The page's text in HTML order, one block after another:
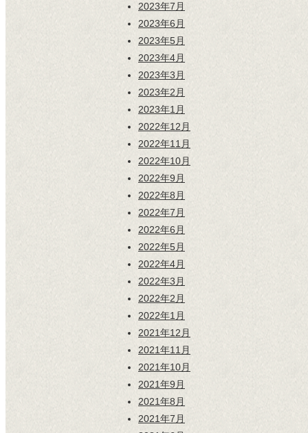
2023年7月
2023年6月
2023年5月
2023年4月
2023年3月
2023年2月
2023年1月
2022年12月
2022年11月
2022年10月
2022年9月
2022年8月
2022年7月
2022年6月
2022年5月
2022年4月
2022年3月
2022年2月
2022年1月
2021年12月
2021年11月
2021年10月
2021年9月
2021年8月
2021年7月